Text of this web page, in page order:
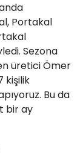
Portakal
Sezona
üretici Ömer
kişilik
Bu da
bir ay